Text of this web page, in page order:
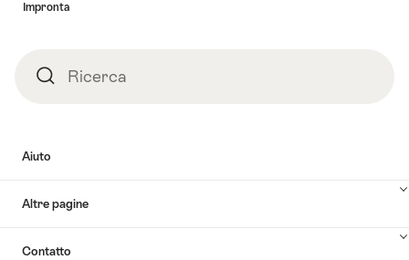
Impronta
RicercaRicerca
Aiuto
Altre pagine
Contatto